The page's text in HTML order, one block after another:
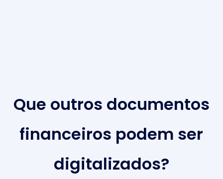
Que outros documentos
financeiros podem ser
digitalizados?